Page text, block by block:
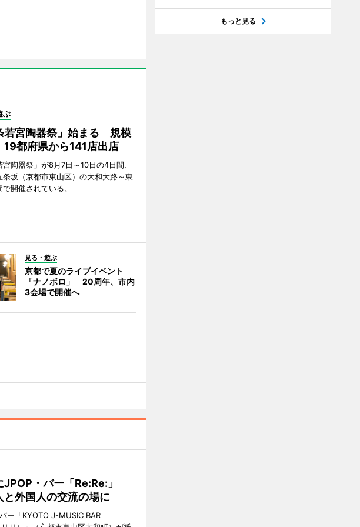
ぶ
若宮陶器祭」始まる 規模
19都府県から141店出店
宮陶器祭」が8月7日～10日の4日間、
条坂（京都市東山区）の大和大路～東
開催されている。
見る・遊ぶ
京都で夏のライブイベント
「ナノボロ」 20周年、市内
3会場で開催へ
JPOP・バー「Re:Re:」
と外国人の交流の場に
ー「KYOTO J-MUSIC BAR
もっと見る